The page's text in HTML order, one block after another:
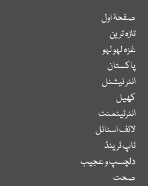
صفحۂ اول
تازہ ترین
غزہ لہو لہو
پاکستان
انٹر نیشنل
کھیل
انٹرٹینمنٹ
لائف اسٹائل
ٹاپ ٹرینڈ
دلچسپ و عجیب
صحت